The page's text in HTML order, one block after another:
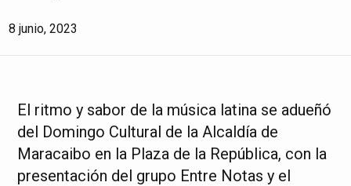
8 junio, 2023
El ritmo y sabor de la música latina se adueñó
del Domingo Cultural de la Alcaldía de
Maracaibo en la Plaza de la República, con la
presentación del grupo Entre Notas y el